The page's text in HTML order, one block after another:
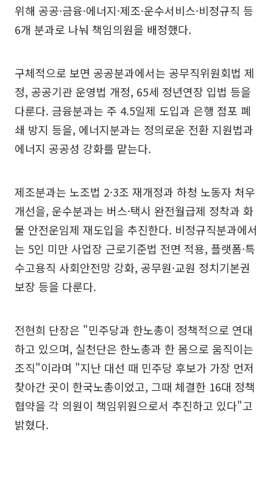
위해 공공·금융·에너지·제조·운수서비스·비정규직 등
6개 분과로 나눠 책임의원을 배정했다.
구체적으로 보면 공공분과에서는 공무직위원회법 제
정, 공공기관 운영법 개정, 65세 정년연장 입법 등을
다룬다. 금융분과는 주 4.5일제 도입과 은행 점포 폐
쇄 방지 등을, 에너지분과는 정의로운 전환 지원법과
에너지 공공성 강화를 맡는다.
제조분과는 노조법 2·3조 재개정과 하청 노동자 처우
개선을, 운수분과는 버스·택시 완전월급제 정착과 화
물 안전운임제 재도입을 추진한다. 비정규직분과에서
는 5인 미만 사업장 근로기준법 전면 적용, 플랫폼·특
수고용직 사회안전망 강화, 공무원·교원 정치기본권
보장 등을 다룬다.
전현희 단장은 "민주당과 한노총이 정책적으로 연대
하고 있으며, 실천단은 한노총과 한 몸으로 움직이는
조직"이라며 "지난 대선 때 민주당 후보가 가장 먼저
찾아간 곳이 한국노총이었고, 그때 체결한 16대 정책
협약을 각 의원이 책임위원으로서 추진하고 있다"고
밝혔다.